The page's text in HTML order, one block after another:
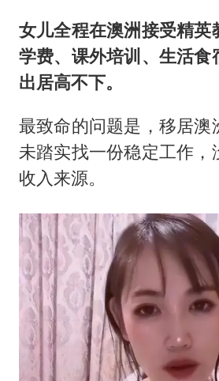
女儿全程在澳洲接受精英
学费、课外培训、生活食
出居高不下。
最致命的问题是，移居澳
未踏实找一份稳定工作，
收入来源。